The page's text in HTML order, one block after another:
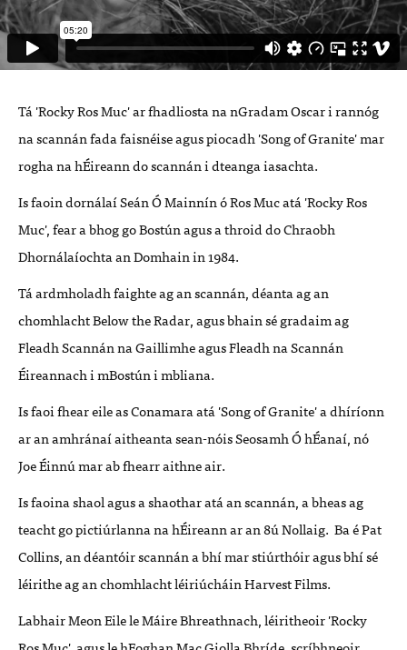
Tá 'Rocky Ros Muc' ar fhadliosta na nGradam Oscar i rannóg
na scannán fada faisnéise agus piocadh 'Song of Granite' mar
rogha na hÉireann do scannán i dteanga iasachta.
Is faoin dornálaí Seán Ó Mainnín ó Ros Muc atá 'Rocky Ros
Muc', fear a bhog go Bostún agus a throid do Chraobh
Dhornálaíochta an Domhain in 1984.
Tá ardmholadh faighte ag an scannán, déanta ag an
chomhlacht Below the Radar, agus bhain sé gradaim ag
Fleadh Scannán na Gaillimhe agus Fleadh na Scannán
Éireannach i mBostún i mbliana.
Is faoi fhear eile as Conamara atá 'Song of Granite' a dhíríonn
ar an amhránaí aitheanta sean-nóis Seosamh Ó hÉanaí, nó
Joe Éinnú mar ab fhearr aithne air.
Is faoina shaol agus a shaothar atá an scannán, a bheas ag
teacht go pictiúrlanna na hÉireann ar an 8ú Nollaig. Ba é Pat
Collins, an déantóir scannán a bhí mar stiúrthóir agus bhí sé
léirithe ag an chomhlacht léiriúcháin Harvest Films.
Labhair Meon Eile le Máire Bhreathnach, léiritheoir 'Rocky